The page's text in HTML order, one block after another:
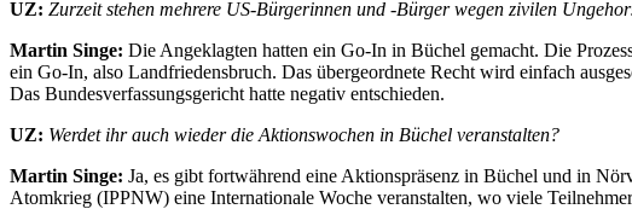
UZ: Zurzeit stehen mehrere US-Bürgerinnen und -Bürger wegen zivilen
Martin Singe: Die Angeklagten hatten ein Go-In in Büchel gemacht. Die
ein Go-In, also Landfriedensbruch. Das übergeordnete Recht wird einfach
Das Bundesverfassungsgericht hatte negativ entschieden.
UZ: Werdet ihr auch wieder die Aktionswochen in Büchel veranstalten?
Martin Singe: Ja, es gibt fortwährend eine Aktionspräsenz in Büchel und in
Atomkrieg (IPPNW) eine Internationale Woche veranstalten, wo viele